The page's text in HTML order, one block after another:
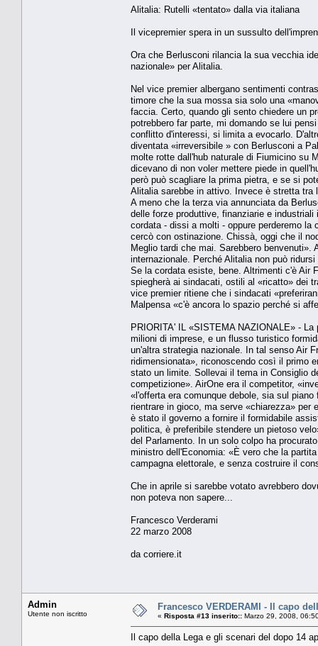
Alitalia: Rutelli «tentato» dalla via italiana
Il vicepremier spera in un sussulto
Ora che Berlusconi rilancia la sua vecchia
nazionale» per Alitalia.
Nel vice premier albergano sentimenti
timore che la sua mossa sia solo una
faccia. Certo, quando gli sento chiedere un
potrebbero far parte, mi domando se lui
conflitto d'interessi, si limita a evocarlo.
diventata «irreversibile » con Berlusconi a
molte rotte dall'hub naturale di Fiumicino su
dicevano di non voler mettere piede in
però può scagliare la prima pietra, e se si
Alitalia sarebbe in attivo. Invece è stretta tra
A meno che la terza via annunciata da
delle forze produttive, finanziarie e
cordata - dissi a molti - oppure perderemo
cercò con ostinazione. Chissà, oggi che il
Meglio tardi che mai. Sarebbero
internazionale. Perché Alitalia non può
Se la cordata esiste, bene. Altrimenti c'è Air
spiegherà ai sindacati, ostili al «ricatto» dei
vice premier ritiene che i sindacati
Malpensa «c'è ancora lo spazio perché si
PRIORITA' IL «SISTEMA NAZIONALE» -
milioni di imprese, e un flusso turistico
un'altra strategia nazionale. In tal senso Air
ridimensionata», riconoscendo così il primo
stato un limite. Sollevai il tema in Consiglio
competizione». AirOne era il competitor,
«l'offerta era comunque debole, sia sul
rientrare in gioco, ma serve «chiarezza»
è stato il governo a fornire il formidabile
politica, è preferibile stendere un pietoso
del Parlamento. In un solo colpo ha
ministro dell'Economia: «È vero che la
campagna elettorale, e senza costruire il
Che in aprile si sarebbe votato avrebbero
non poteva non sapere...
Francesco Verderami
22 marzo 2008
da corriere.it
Admin
Utente non iscritto
Francesco VERDERAMI - Il capo
« Risposta #13 inserito:: Marzo 29, 2008,
Il capo della Lega e gli scenari del dopo 14